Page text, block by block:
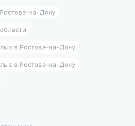
на-Дону
в Ростове-на-Дону
в Ростове-на-Дону